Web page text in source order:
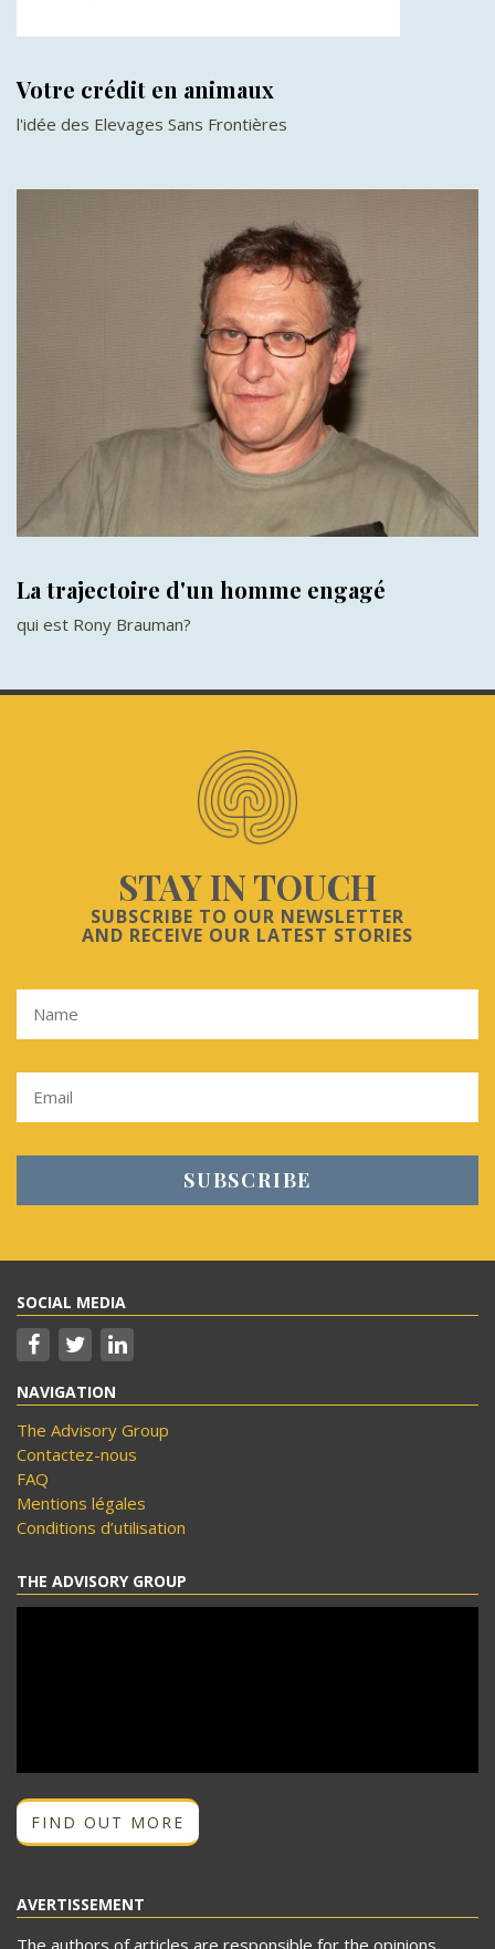
Votre crédit en animaux
l'idée des Elevages Sans Frontières
La trajectoire d'un homme engagé
qui est Rony Brauman?
STAY IN TOUCH
SUBSCRIBE TO OUR NEWSLETTER
AND RECEIVE OUR LATEST STORIES
SOCIAL MEDIA
NAVIGATION
The Advisory Group
Contactez-nous
FAQ
Mentions légales
Conditions d’utilisation
THE ADVISORY GROUP
FIND OUT MORE
AVERTISSEMENT
The authors of articles are responsible for the opinions